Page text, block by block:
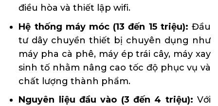
điều hòa và thiết lập wifi.
Hệ thống máy móc (13 đến 15 triệu): Đầu
tư dây chuyền thiết bị chuyên dụng như
máy pha cà phê, máy ép trái cây, máy xay
sinh tố nhằm nâng cao tốc độ phục vụ và
chất lượng thành phẩm.
Nguyên liệu đầu vào (3 đến 4 triệu): Với